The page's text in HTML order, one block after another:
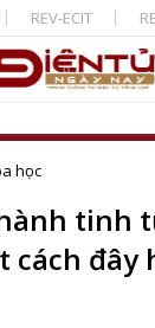
REV-ECIT
học
tinh
đây